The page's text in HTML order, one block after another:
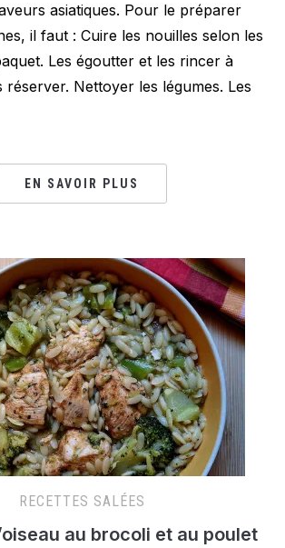
asiatiques. Pour le préparer
il faut : Cuire les nouilles selon les
Les égoutter et les rincer à
réserver. Nettoyer les légumes. Les
EN SAVOIR PLUS
RECETTES SALÉES
au brocoli et au poulet